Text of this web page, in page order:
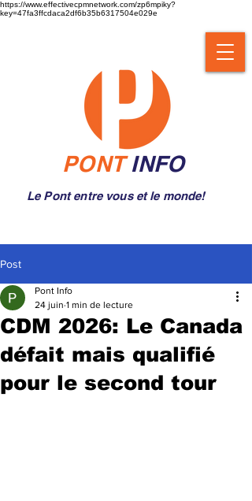
https://www.effectivecpmnetwork.com/zp6mpiky?
key=47fa3ffcdaca2df6b35b6317504e029e
PONTINFO
Le Pont entre vous et le monde!
Post
CDM 2026: Le Canada
défait mais qualifié
pour le second tour
Pont Info
24 juin 1 min de lecture